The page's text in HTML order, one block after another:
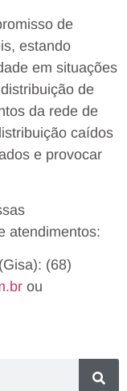
de
estando
em situações
de
da rede de
caídos
e provocar
atendimentos:
(68)
ou